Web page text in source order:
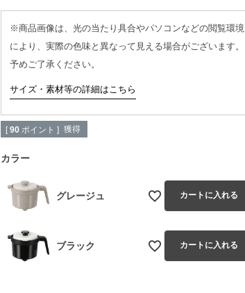
※商品画像は、光の当たり具合やパソコンなどの閲覧環境
により、実際の色味と異なって見える場合がございます。
予めご了承ください。
サイズ・素材等の詳細はこちら
[ 90 ポイント ] 獲得
カラー
グレージュ カートに入れる
ブラック カートに入れる